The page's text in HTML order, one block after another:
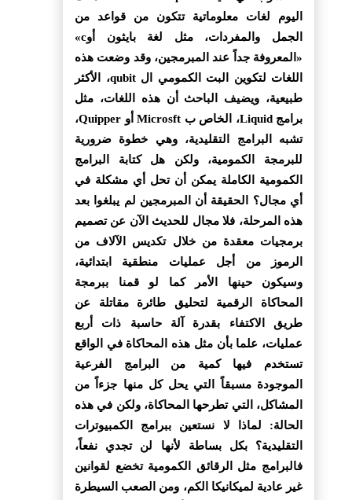
اليوم لغات معلوماتية تتكون من قواعد من
الجمل والمفردات، مثل لغة بايثون أوc»
«المعروفة جداً عند المبرمجين، وقد وضعت هذه
اللغات لتكوين البت الكمومي ال qubit، الأكثر
طبيعية، ويضيف الباحث أن هذه اللغات، مثل
برامج Liquid، الخاص ب Microsft أو Quipper،
تشبه البرامج التقليدية، وهي خطوة ضرورية
للبرمجة الكمومية، ولكن هل كتابة البرامج
الكمومية الكاملة يمكن أن تحل أي مشكلة في
أي مجال؟ الحقيقة أن المبرمجين لم يبلغوا بعد
هذه المرحلة، فلا مجال للحديث الآن عن تصميم
برمجيات معقدة من خلال تكديس الآلاف من
الرموز من أجل عمليات منطقية ابتدائية،
وسيكون حينها الأمر كما لو قمنا ببرمجة
المحاكاة الرقمية لتحليق طائرة مقاتلة عن
طريق الاكتفاء بقدرة آلة حاسبة ذات أربع
عمليات، علما بأن مثل هذه المحاكاة في الواقع
تستخدم فيها كمية من البرامج الفرعية
الموجودة مسبقاً التي يحل كل منها جزءاً من
المشاكل، التي تطرحها المحاكاة، ولكن في هذه
الحالة: لماذا لا نستعين ببرامج الكمبيوترات
التقليدية؟ بكل بساطة لأنها لن تجدي نفعاً،
فالبرامج مثل الرقائق الكمومية تخضع لقوانين
غير عادية لميكانيكا الكم، ومن الصعب السيطرة